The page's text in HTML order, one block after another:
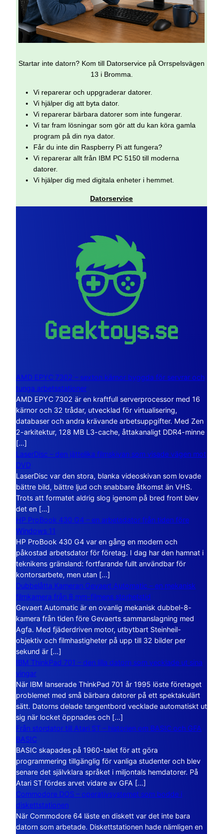
Startar inte datorn? Kom till Datorservice på Orrspelsvägen
13 i Bromma.
Vi reparerar och uppgraderar datorer.
Vi hjälper dig att byta dator.
Vi reparerar bärbara datorer som inte fungerar.
Vi tar fram lösningar som gör att du kan köra gamla
program på din nya dator.
Får du inte din Raspberry Pi att fungera?
Vi reparerar allt från IBM PC 5150 till moderna
datorer.
Vi hjälper dig med digitala enheter i hemmet.
Datorservice
AMD EPYC 7302 – sexton kärnor byggda för servrar och
tunga arbetsstationer
AMD EPYC 7302 är en kraftfull serverprocessor med 16
kärnor och 32 trådar, utvecklad för virtualisering,
databaser och andra krävande arbetsuppgifter. Med Zen
2-arkitektur, 128 MB L3-cache, åttakanaligt DDR4-minne
[…]
LaserDisc – den jättelika filmskivan som visade vägen mot
DVD
LaserDisc var den stora, blanka videoskivan som lovade
bättre bild, bättre ljud och snabbare åtkomst än VHS.
Trots att formatet aldrig slog igenom på bred front blev
det en […]
HP ProBook 430 G4 – en arbetsdator från tiden före
Windows 11
HP ProBook 430 G4 var en gång en modern och
påkostad arbetsdator för företag. I dag har den hamnat i
teknikens gränsland: fortfarande fullt användbar för
kontorsarbete, men utan […]
Dubbelåtta Kameran Gevaert Automatic – en mekanisk
filmkamera från 8 mm-filmens storhetstid
Gevaert Automatic är en ovanlig mekanisk dubbel-8-
kamera från tiden före Gevaerts sammanslagning med
Agfa. Med fjäderdriven motor, utbytbart Steinheil-
objektiv och filmhastigheter på upp till 32 bilder per
sekund är […]
IBM ThinkPad 701 – den lilla datorn som vecklade ut sina
vingar
När IBM lanserade ThinkPad 701 år 1995 löste företaget
problemet med små bärbara datorer på ett spektakulärt
sätt. Datorns delade tangentbord vecklade automatiskt ut
sig när locket öppnades och […]
Från stordator till Atari ST – historien om BASIC och GFA
BASIC
BASIC skapades på 1960-talet för att göra
programmering tillgänglig för vanliga studenter och blev
senare det självklara språket i miljontals hemdatorer. På
Atari ST fördes arvet vidare av GFA […]
Commodore DOS – operativsystemet som bodde i
diskettstationen
När Commodore 64 läste en diskett var det inte bara
datorn som arbetade. Diskettstationen hade nämligen en